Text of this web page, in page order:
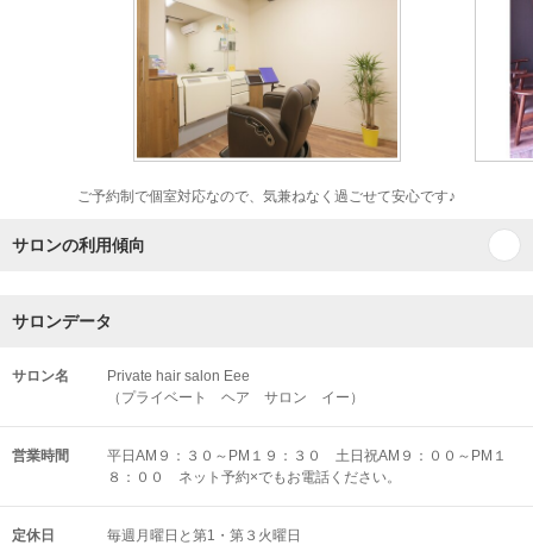
ご予約制で個室対応なので、気兼ねなく過ごせて安心です♪
サロンの利用傾向
サロンデータ
サロン名
Private hair salon Eee
（プライベート ヘア サロン イー）
営業時間
平日AM９：３０～PM１９：３０ 土日祝AM９：００～PM１
８：００ ネット予約×でもお電話ください。
定休日 毎週月曜日と第1・第３火曜日